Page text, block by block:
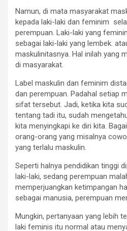
Namun, di mata masyarakat
kepada laki-laki dan feminim
perempuan. Laki-laki yang
sebagai laki-laki yang lembek.
maskulinitasnya. Hal inilah yang
di masyarakat.
Label maskulin dan feminim
dan perempuan. Padahal setiap
sifat tersebut. Jadi, ketika kita
tentang tadi itu, sudah
kita menyingkapi ke diri kita.
orang-orang yang misalnya
yang terlalu maskulin.
Seperti halnya pendidikan tinggi
laki-laki, sedang perempuan
memperjuangkan ketimpangan
sebagai manusia, perempuan
Mungkin, pertanyaan yang lebih
laki feminis itu normal atau